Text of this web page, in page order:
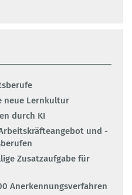
neue Lernkultur
durch KI
und -
Zusatzaufgabe für
Anerkennungsverfahren